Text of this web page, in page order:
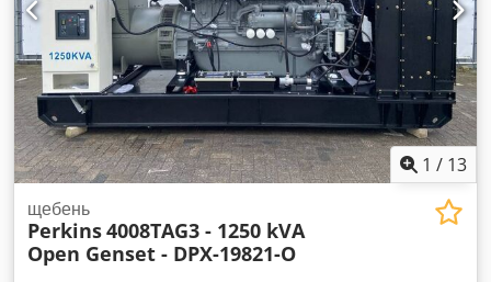
1 / 13
щебень
Perkins4008TAG3 - 1250 kVA
Open Genset - DPX-19821-O